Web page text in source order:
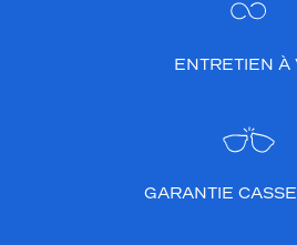
ENTRETIEN À
GARANTIE